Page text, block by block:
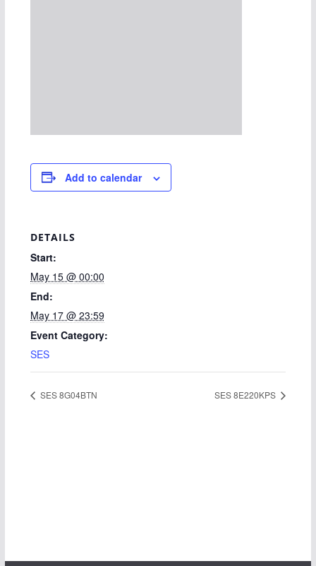
Add to calendar
DETAILS
Start:
May 15 @ 00:00
End:
May 17 @ 23:59
Event Category:
SES
SES 8G04BTN SES 8E220KPS